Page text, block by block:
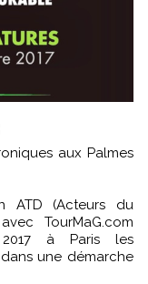
ATD (Acteurs du
TourMaG.com
à Paris les
une démarche